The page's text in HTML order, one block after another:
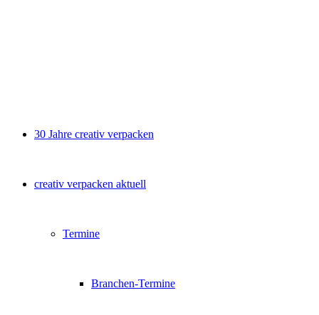
30 Jahre creativ verpacken
creativ verpacken aktuell
Termine
Branchen-Termine